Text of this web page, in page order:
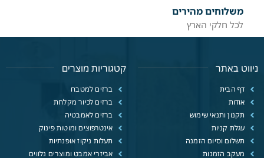
משלוחים מהירים
לכל חלקי הארץ
ניווט באתר
דף הבית
אודות
תקנון ותנאי שימוש
עגלת קניות
תשלום וסיום הזמנה
מעקב הזמנות
קטגוריות מוצרים
ברזים למטבח
ברזים לכיור מקלחת
ברזים לאמבטיה
אינטרפוצים ומוטות פינוק
תעלות ניקוז אופנתיות
אביזרי אמבט ומוצרים נלווים